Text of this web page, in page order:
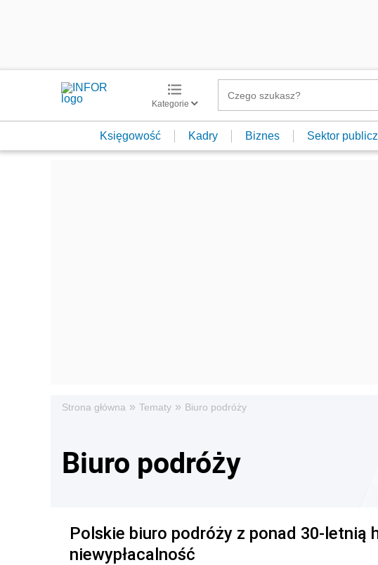
Kategorie
Księgowość Kadry Biznes Sektor
Strona główna » Tematy » Biuro podróży
Biuro podróży
Polskie biuro podróży z ponad 30-letnią
niewypłacalność